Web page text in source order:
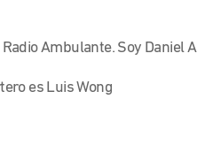
Ambulante. Soy Daniel
es Luis Wong